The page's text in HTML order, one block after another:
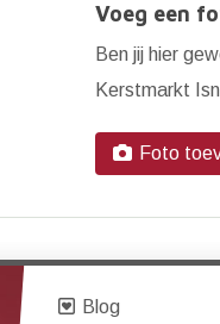
Voeg een
Ben jij hier
Kerstmarkt
Foto
Blog